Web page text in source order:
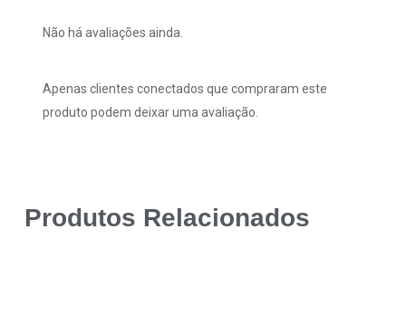
Não há avaliações ainda.
Apenas clientes conectados que compraram este
produto podem deixar uma avaliação.
Produtos Relacionados